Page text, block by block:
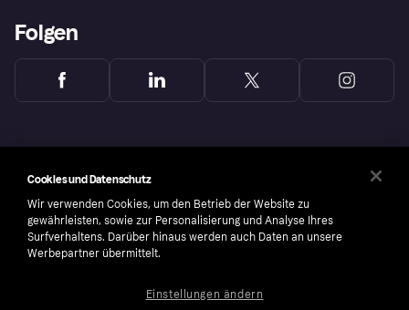
Folgen
Cookies und Datenschutz
Wir verwenden Cookies, um den Betrieb der Website zu
gewährleisten, sowie zur Personalisierung und Analyse Ihres
Surfverhaltens. Darüber hinaus werden auch Daten an unsere
Werbepartner übermittelt.
Einstellungen ändern